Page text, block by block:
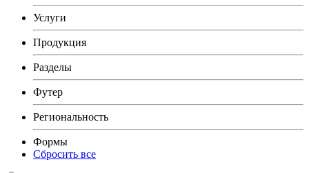
Услуги
Продукция
Разделы
Футер
Региональность
Формы
Сбросить все